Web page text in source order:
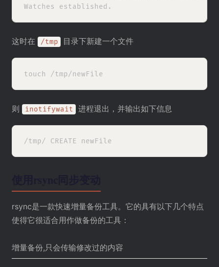
这时在 /tmp 目录下新建一个文件
则 inotifywait 进程退出，并输出如下信息
rsync是一款快速增量备份工具。它的具有以下几个特点
使得它很适合用作做备份的工具：
增量备份,只会传输修改过的内容